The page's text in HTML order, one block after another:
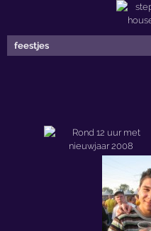
feestjes